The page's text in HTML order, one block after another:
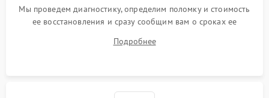
Мы проведем диагностику, определим поломку и стоимость
ее восстановления и сразу сообщим вам о сроках ее
Подробнее